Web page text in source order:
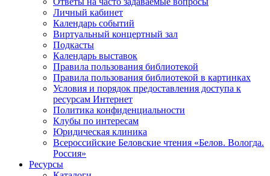
Личный кабинет
Календарь событий
Виртуальный концертный зал
Подкасты
Календарь выставок
Правила пользования библиотекой
Правила пользования библиотекой в картинках
Условия и порядок предоставления доступа к
ресурсам Интернет
Политика конфиденциальности
Клубы по интересам
Юридическая клиника
Всероссийские Беловские чтения «Белов. Вологда.
Россия»
Ресурсы